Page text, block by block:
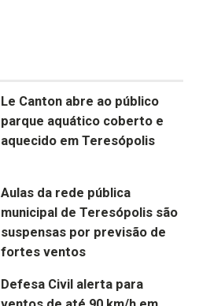
Le Canton abre ao público
parque aquático coberto e
aquecido em Teresópolis
Aulas da rede pública
municipal de Teresópolis são
suspensas por previsão de
fortes ventos
Defesa Civil alerta para